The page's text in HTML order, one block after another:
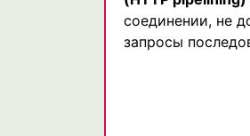
соединении, не
запросы